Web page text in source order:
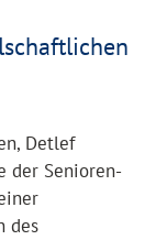
Detlef
der Senioren-
des